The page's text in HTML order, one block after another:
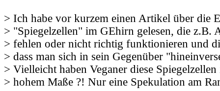
> Ich habe vor kurzem einen Artikel über die
> "Spiegelzellen" im GEhirn gelesen, die z.B.
> fehlen oder nicht richtig funktionieren und
> dass man sich in sein Gegenüber
> Vielleicht haben Veganer diese Spiegelzellen
> hohem Maße ?! Nur eine Spekulation am